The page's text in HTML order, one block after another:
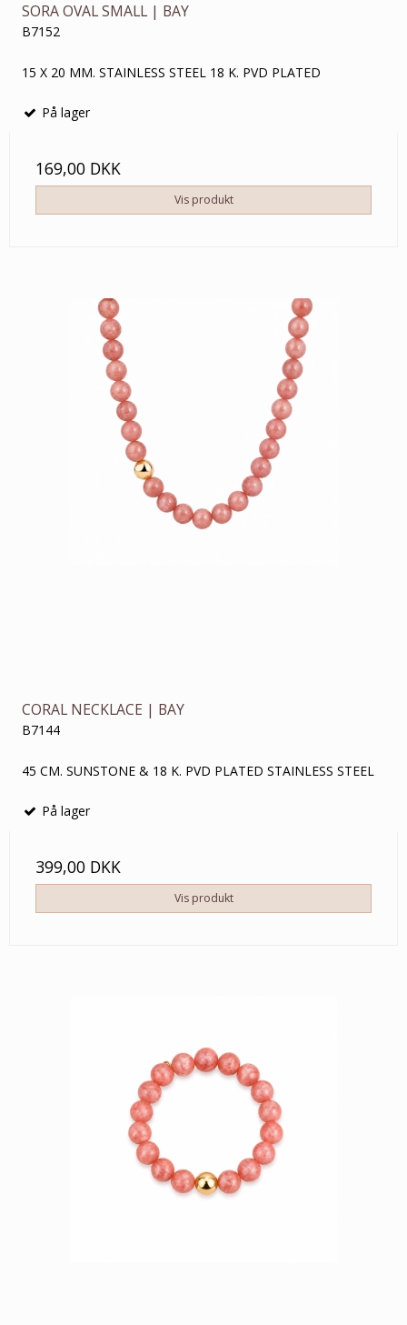
SORA OVAL SMALL | BAY
B7152
15 X 20 MM. STAINLESS STEEL 18 K. PVD PLATED
På lager
169,00 DKK
Vis produkt
CORAL NECKLACE | BAY
B7144
45 CM. SUNSTONE & 18 K. PVD PLATED STAINLESS STEEL
På lager
399,00 DKK
Vis produkt